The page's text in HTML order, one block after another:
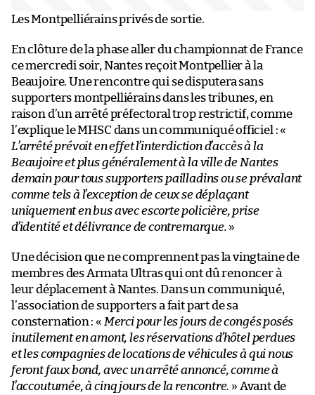
Les Montpelliérains privés de sortie.
En clôture de la phase aller du championnat de France
ce mercredi soir, Nantes reçoit Montpellier à la
Beaujoire. Une rencontre qui se disputera sans
supporters montpelliérains dans les tribunes, en
raison d’un arrêté préfectoral trop restrictif, comme
l’explique le MHSC dans un communiqué officiel : «
L’arrêté prévoit en effet l’interdiction d’accès à la
Beaujoire et plus généralement à la ville de Nantes
demain pour tous supporters pailladins ou se prévalant
comme tels à l’exception de ceux se déplaçant
uniquement en bus avec escorte policière, prise
d’identité et délivrance de contremarque. »
Une décision que ne comprennent pas la vingtaine de
membres des Armata Ultras qui ont dû renoncer à
leur déplacement à Nantes. Dans un communiqué,
l’association de supporters a fait part de sa
consternation : « Merci pour les jours de congés posés
inutilement en amont, les réservations d’hôtel perdues
et les compagnies de locations de véhicules à qui nous
feront faux bond, avec un arrêté annoncé, comme à
l’accoutumée, à cinq jours de la rencontre. » Avant de